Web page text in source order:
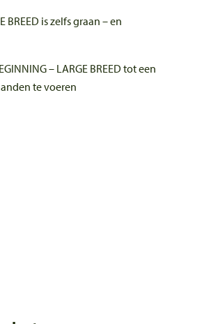
BREED is zelfs graan – en
– LARGE BREED tot een
te voeren